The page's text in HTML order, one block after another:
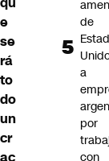
e
se
rá
to
do
un
cr
ac
de
a
por
con